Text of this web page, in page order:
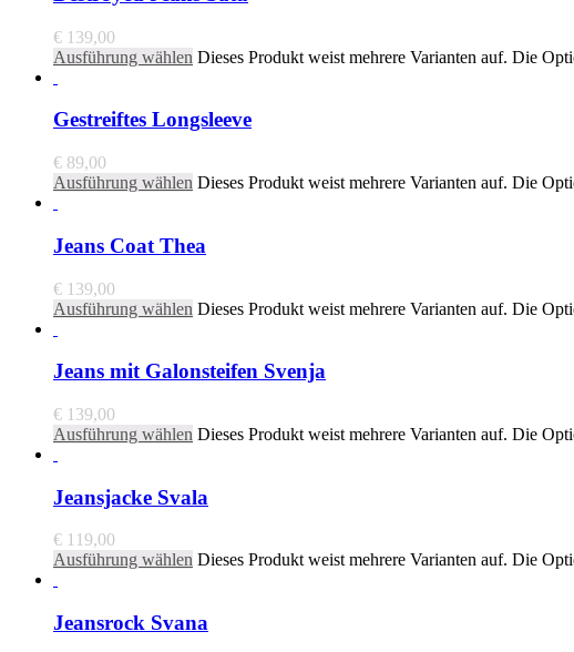
€ 139,00
Ausführung wählen Dieses Produkt weist mehrere Varianten auf. Die
Gestreiftes Longsleeve
€ 89,00
Ausführung wählen Dieses Produkt weist mehrere Varianten auf. Die
Jeans Coat Thea
€ 139,00
Ausführung wählen Dieses Produkt weist mehrere Varianten auf. Die
Jeans mit Galonsteifen Svenja
€ 139,00
Ausführung wählen Dieses Produkt weist mehrere Varianten auf. Die
Jeansjacke Svala
€ 119,00
Ausführung wählen Dieses Produkt weist mehrere Varianten auf. Die
Jeansrock Svana